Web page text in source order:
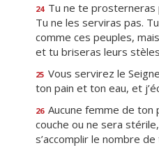
24 Tu ne te prosterneras
Tu ne les serviras pas.
comme ces peuples,
et tu briseras leurs
25 Vous servirez le
ton pain et ton eau, et
26 Aucune femme de ton
couche ou ne sera
s’accomplir le nombre